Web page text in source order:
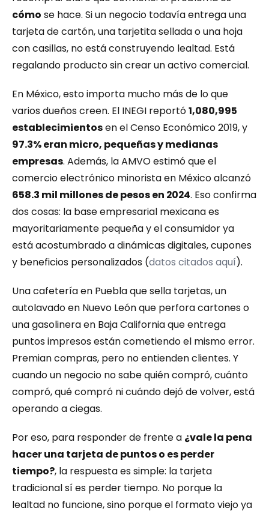
cómo se hace. Si un negocio todavía entrega una
tarjeta de cartón, una tarjetita sellada o una hoja
con casillas, no está construyendo lealtad. Está
regalando producto sin crear un activo comercial.
En México, esto importa mucho más de lo que
varios dueños creen. El INEGI reportó 1,080,995
establecimientos
97.3% eran micro, pequeñas y medianas
empresas. Además, la AMVO estimó que el
658.3 mil millones de pesos en 2024. Eso confirma
dos cosas: la base empresarial mexicana es
mayoritariamente pequeña y el consumidor ya
está acostumbrado a dinámicas digitales, cupones
y beneficios personalizados (datos citados aquí).
Una cafetería en Puebla que sella tarjetas, un
autolavado en Nuevo León que perfora cartones o
una gasolinera en Baja California que entrega
puntos impresos están cometiendo el mismo error.
Premian compras, pero no entienden clientes. Y
cuando un negocio no sabe quién compró, cuánto
compró, qué compró ni cuándo dejó de volver, está
operando a ciegas.
Por eso, para responder de frente a ¿vale la pena
hacer una tarjeta de puntos o es perder
tiempo?, la respuesta es simple: la tarjeta
tradicional sí es perder tiempo. No porque la
lealtad no funcione, sino porque el formato viejo ya